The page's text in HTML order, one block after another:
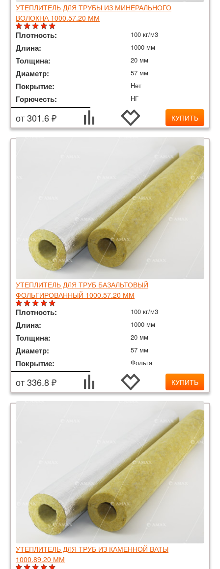
УТЕПЛИТЕЛЬ ДЛЯ ТРУБЫ ИЗ МИНЕРАЛЬНОГО
ВОЛОКНА 1000.57.20 ММ
Плотность: 100 кг/м3
Длина: 1000 мм
Толщина: 20 мм
Диаметр: 57 мм
Покрытие: Нет
Горючесть: НГ
от 301.6 ₽ КУПИТЬ
УТЕПЛИТЕЛЬ ДЛЯ ТРУБ БАЗАЛЬТОВЫЙ
ФОЛЬГИРОВАННЫЙ 1000.57.20 ММ
Плотность: 100 кг/м3
Длина: 1000 мм
Толщина: 20 мм
Диаметр: 57 мм
Покрытие: Фольга
от 336.8 ₽ КУПИТЬ
УТЕПЛИТЕЛЬ ДЛЯ ТРУБ ИЗ КАМЕННОЙ ВАТЫ
1000.89.20 ММ